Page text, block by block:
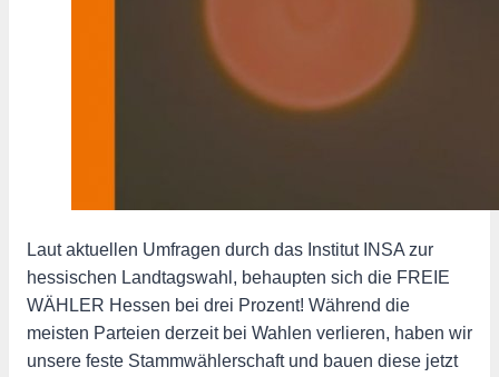
Laut aktuellen Umfragen durch das Institut INSA zur
hessischen Landtagswahl, behaupten sich die FREIE
WÄHLER Hessen bei drei Prozent! Während die
meisten Parteien derzeit bei Wahlen verlieren, haben wir
unsere feste Stammwählerschaft und bauen diese jetzt